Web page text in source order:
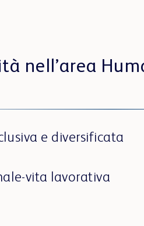
nell’area
e diversificata
vita lavorativa